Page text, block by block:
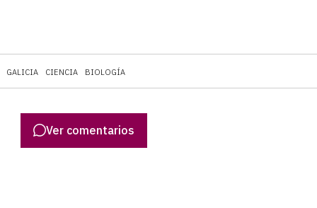
GALICIA CIENCIA BIOLOGÍA
Ver comentarios